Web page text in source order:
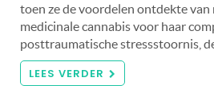
toen ze de voordelen ontdekte van
medicinale cannabis voor haar
posttraumatische stressstoornis,
LEES VERDER